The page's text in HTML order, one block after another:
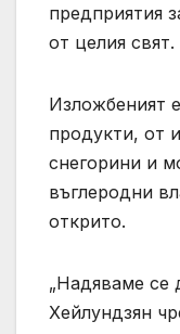
предприятия
от целия свят.
Изложбеният
продукти, от
снегорини и
въглеродни
открито.
„Надяваме се
Хейлундзян